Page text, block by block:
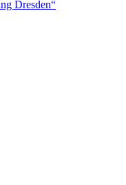
Dresden“